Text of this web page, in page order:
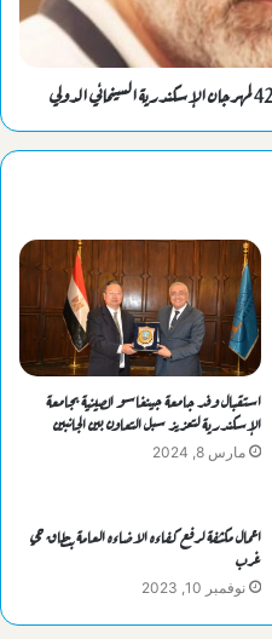
استقبال وفد جامعة جينغاسو الصينية بجامعة
الإسكندرية لتعزيز سبل التعاون بين الجانبين
مارس 8, 2024
اعمال مكثفة لرفع كفاءه الاضاءه العامة بنطاق حي
غرب
نوفمبر 10, 2023